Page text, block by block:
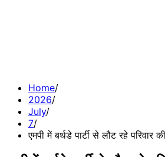
Home
2026
July
7
एमपी में बर्थडे पार्टी से लौट रहे